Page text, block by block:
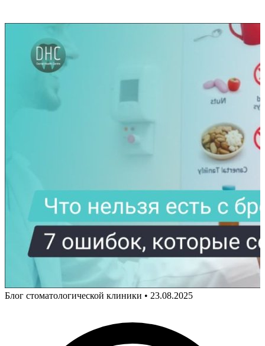
Блог стоматологической клиники • 23.08.2025